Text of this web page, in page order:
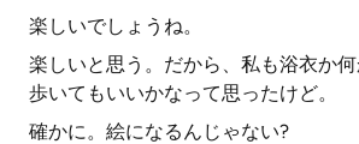
楽しいでしょうね。
楽しいと思う。だから、私も浴衣か
歩いてもいいかなって思ったけど。
確かに。絵になるんじゃない?